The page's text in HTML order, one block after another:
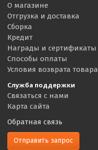
О магазине
Отгрузка и доставка
Сборка
Кредит
Награды и сертификаты
Способы оплаты
Условия возврата товара
Служба поддержки
Связаться с нами
Карта сайта
Обратная связь
Отправить запрос